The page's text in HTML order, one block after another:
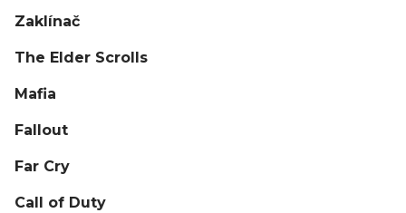
Zaklínač
The Elder Scrolls
Mafia
Fallout
Far Cry
Call of Duty